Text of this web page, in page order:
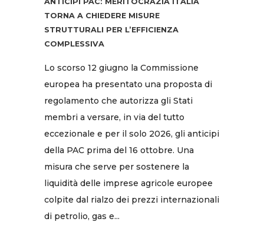
TORNA A CHIEDERE MISURE
STRUTTURALI PER L’EFFICIENZA
COMPLESSIVA
Lo scorso 12 giugno la Commissione
europea ha presentato una proposta di
regolamento che autorizza gli Stati
membri a versare, in via del tutto
eccezionale e per il solo 2026, gli anticipi
della PAC prima del 16 ottobre. Una
misura che serve per sostenere la
liquidità delle imprese agricole europee
colpite dal rialzo dei prezzi internazionali
di petrolio, gas e...